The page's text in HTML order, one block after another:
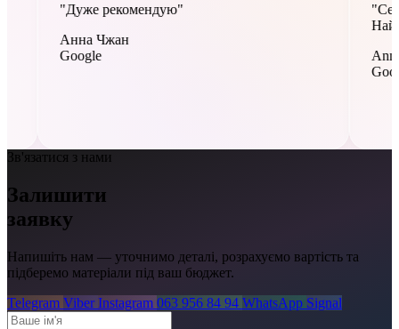
"Дуже рекомендую"
Зв'язатися з нами
Залишити
заявку
Напишіть нам — уточнимо деталі, розрахуємо вартість та
підберемо матеріали під ваш бюджет.
Telegram ViberInstagram 063 956 84 94 WhatsApp Signal